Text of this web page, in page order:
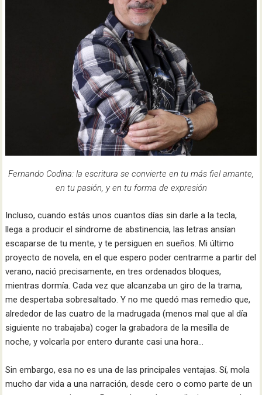
Fernando Codina: la escritura se convierte en tu más fiel amante,
en tu pasión, y en tu forma de expresión
Incluso, cuando estás unos cuantos días sin darle a la tecla,
llega a producir el síndrome de abstinencia, las letras ansían
escaparse de tu mente, y te persiguen en sueños. Mi último
proyecto de novela, en el que espero poder centrarme a partir del
verano, nació precisamente, en tres ordenados bloques,
mientras dormía. Cada vez que alcanzaba un giro de la trama,
me despertaba sobresaltado. Y no me quedó mas remedio que,
alrededor de las cuatro de la madrugada (menos mal que al día
siguiente no trabajaba) coger la grabadora de la mesilla de
noche, y volcarla por entero durante casi una hora…
Sin embargo, esa no es una de las principales ventajas. Sí, mola
mucho dar vida a una narración, desde cero o como parte de un